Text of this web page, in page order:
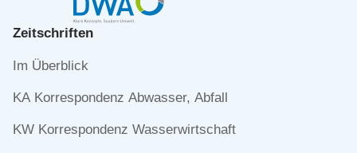
Zeitschriften
Navigation
Im Überblick
KA Korrespondenz Abwasser, Abfall
KW Korrespondenz Wasserwirtschaft